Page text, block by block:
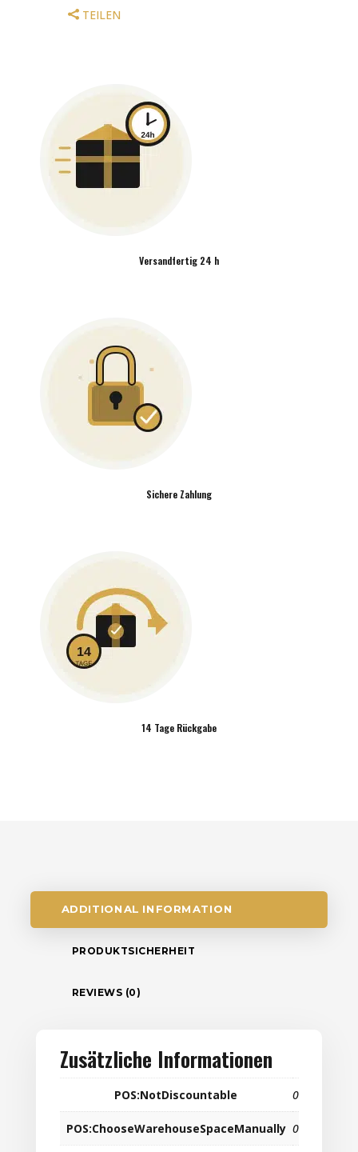
TEILEN
Versandfertig 24 h
Sichere Zahlung
14 Tage Rückgabe
ADDITIONAL INFORMATION
PRODUKTSICHERHEIT
REVIEWS (0)
Zusätzliche Informationen
POS:NotDiscountable 0
POS:ChooseWarehouseSpaceManually 0